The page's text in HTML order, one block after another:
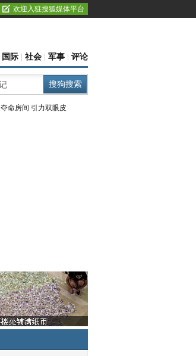
欢迎入驻搜狐媒体平台
国际 社会 军事 评论
夺命房间 引力双眼皮